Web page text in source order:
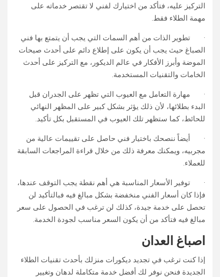
التركيز عليه، فتأكد من اختيارك لفني لا تقتصر خدماته على
مهمة الطلاء فقط.
· تطوير الذات من أهم السمات التي يجب أن يتمتع بها فني
الصباغ حيث يجب أن يكون على إطلاع دائم على أحدث صيحات
الموضة وأبرز الأفكار في عالم الديكور، مع التركيز على أحدث
الخامات والتقنيات المستخدمة.
· مهارة التعامل مع العيوب التي تظهر على الجدران قبل
البدء بطلائها، لأن ذلك يؤثر بشكل كبير على المظهر النهائي
للحائط، كما ستظهر تلك العيوب في المستقبل بكل تأكيد.
· أيضاً ننصحك باختيار فني حاصل على تقييمات عالية من
مجربيه، ويمكنك معرفة ذلك من خلال قراءة المراجعات السابقة
للعملاء.
· توفير الأسعار المناسبة هي أهم نقطة يجب التوقف عندها،
فإذا كان أسعار الفني منخفضة بشكل مبالغ فيه فبالتأكيد لن
تحصل على خدمة جيدة، كذلك لن ترغب في الحصول على سعر
مبالغ فيه فتأكد من أن يكون السعر مناسب لجودة الخدمة.
اصباغ العدان
إذا كنت ترغب في تجديد ديكورات منزلك بأحدث تقنيات الطلاء
الجديدة فنحن نوفر لك أفضل خدمة متكاملة لدهان وتغيير